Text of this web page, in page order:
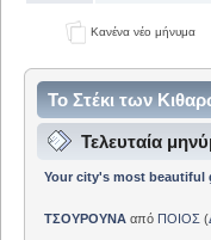
Κανένα νέο μήνυμα
Το Στέκι των
Τελευταία
Your city's most beautiful
ΤΣΟΥΡΟΥΝΑαπό ΠΟΙΟΣ (